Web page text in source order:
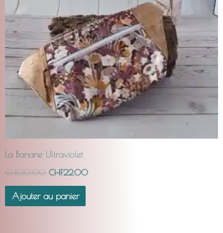
La Banane Ultraviolet
CHF30.00 CHF22.00
Ajouter au panier